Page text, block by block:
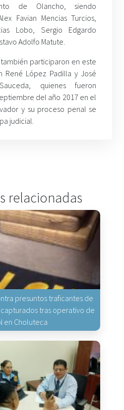
de Olancho, siendo
Favian Mencias Turcios,
Lobo, Sergio Edgardo
Adolfo Matute.
participaron en este
René López Padilla y José
quienes fueron
del año 2017 en el
y su proceso penal se
judicial.
relacionadas
presuntos traficantes de
tras operativo de
en Choluteca